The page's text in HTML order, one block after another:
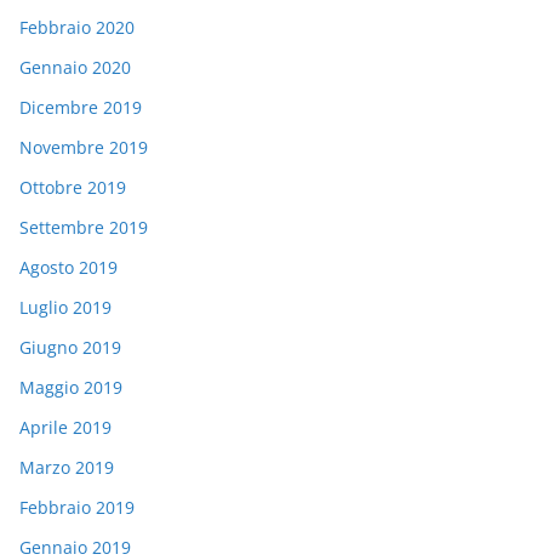
Febbraio 2020
Gennaio 2020
Dicembre 2019
Novembre 2019
Ottobre 2019
Settembre 2019
Agosto 2019
Luglio 2019
Giugno 2019
Maggio 2019
Aprile 2019
Marzo 2019
Febbraio 2019
Gennaio 2019